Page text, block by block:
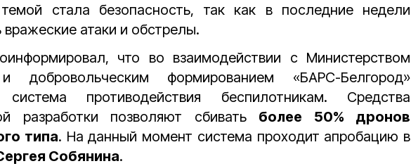
стала безопасность, так как в последние недели
вражеские атаки и обстрелы.
что во взаимодействии с Министерством
добровольческим формированием «БАРС-Белгород»
противодействия беспилотникам. Средства
разработки позволяют сбивать более 50% дронов
типа. На данный момент система проходит апробацию в
Собянина.